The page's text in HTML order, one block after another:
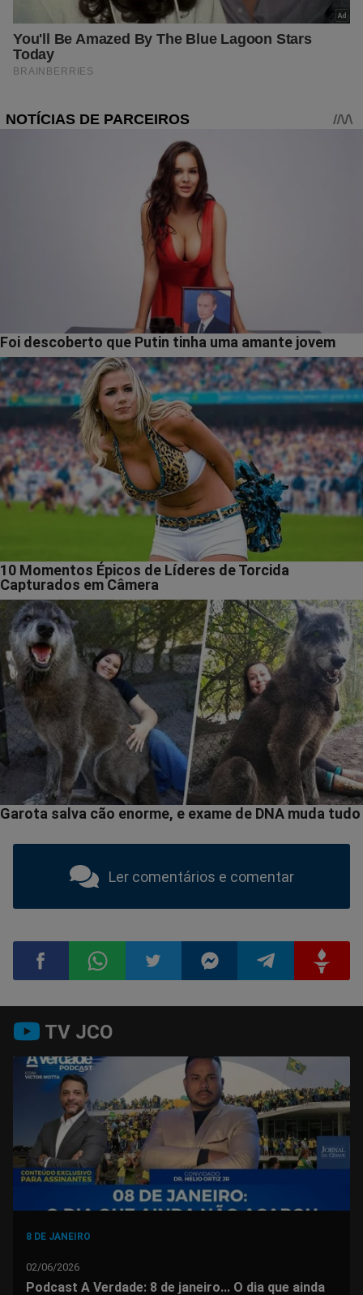
Ler comentários e comentar
Compartilhar
no
Facebook
no
Whatsapp
no
Twitter
no
Messenger
no
Telegram
no
Gettr
TV JCO
8 DE JANEIRO
02/06/2026
Podcast A Verdade: 8 de janeiro... O dia que ainda